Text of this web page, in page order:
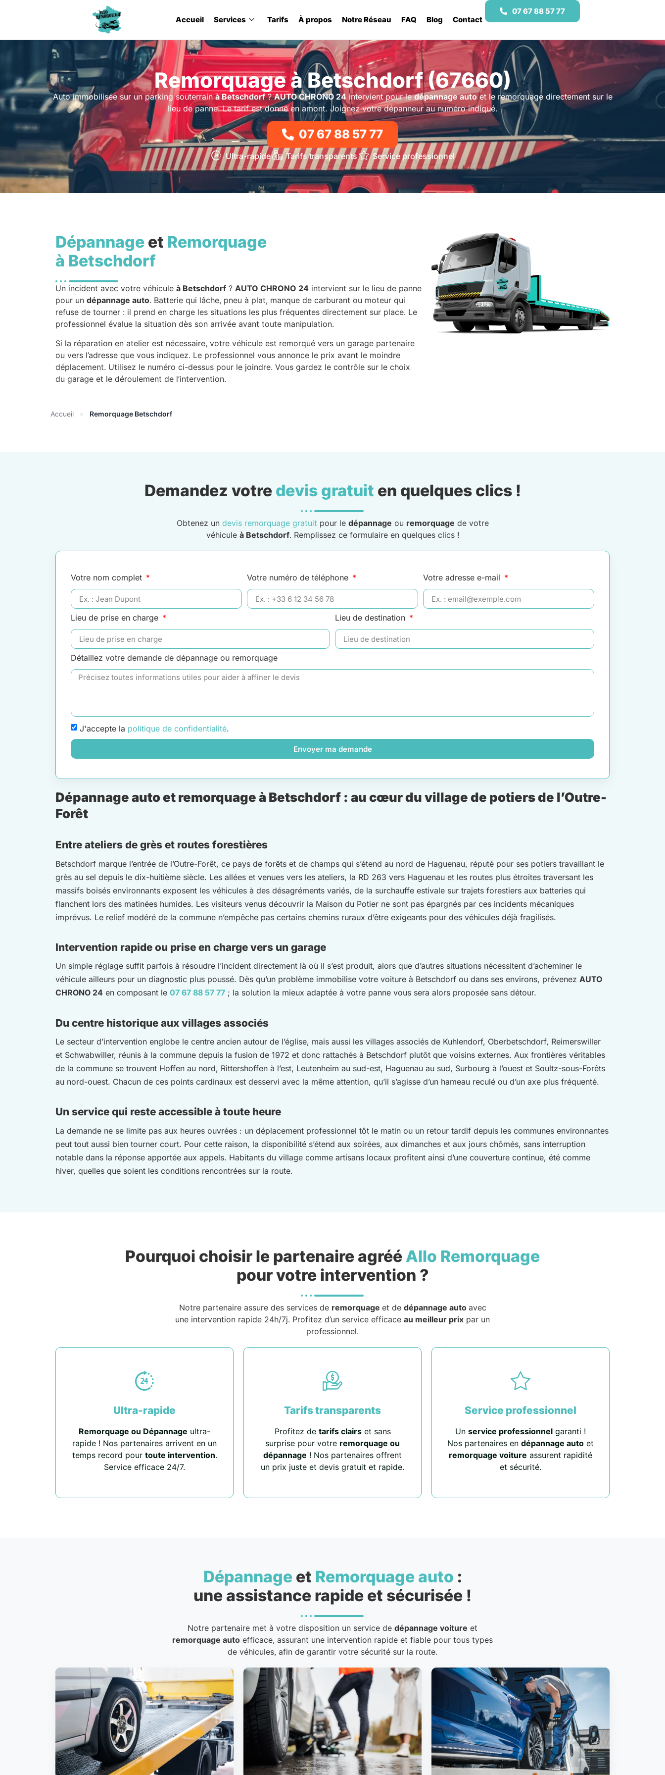
Accueil Services Tarifs À propos Notre Réseau FAQ Blog Contact
07 67 88 57 77
Remorquage à Betschdorf (67660)
Auto immobilisée sur un parking souterrainà Betschdorf?AUTO CHRONO 24 intervient pour ledépannage autoet le remorquage directement sur le
lieu de panne. Le tarif est donné en amont. Joignez votre dépanneur au numéro indiqué.
07 67 88 57 77
Ultra-rapide Tarifs transparents Service professionnel
Dépannage et Remorquage
à Betschdorf
Un incident avec votre véhicule à Betschdorf ? AUTO CHRONO 24 intervient sur le lieu de panne
pour un dépannage auto. Batterie qui lâche, pneu à plat, manque de carburant ou moteur qui
refuse de tourner : il prend en charge les situations les plus fréquentes directement sur place. Le
professionnel évalue la situation dès son arrivée avant toute manipulation.
Si la réparation en atelier est nécessaire, votre véhicule est remorqué vers un garage partenaire
ou vers l’adresse que vous indiquez. Le professionnel vous annonce le prix avant le moindre
déplacement. Utilisez le numéro ci-dessus pour le joindre. Vous gardez le contrôle sur le choix
du garage et le déroulement de l’intervention.
Accueil » Remorquage Betschdorf
Demandez votre devis gratuit en quelques clics !
Obtenez un devis remorquage gratuit pour le dépannage ou remorquage de votre
véhicule à Betschdorf. Remplissez ce formulaire en quelques clics !
Votre nom complet Votre numéro de téléphone Votre adresse e-mail
Lieu de prise en charge Lieu de destination
Détaillez votre demande de dépannage ou remorquage
J'accepte la politique de confidentialité.
Envoyer ma demande
Dépannage auto et remorquage à Betschdorf : au cœur du village de potiers de l’Outre-
Forêt
Entre ateliers de grès et routes forestières
Betschdorf marque l’entrée de l’Outre-Forêt, ce pays de forêts et de champs qui s’étend au nord de Haguenau, réputé pour ses potiers travaillant le
grès au sel depuis le dix-huitième siècle. Les allées et venues vers les ateliers, la RD 263 vers Haguenau et les routes plus étroites traversant les
massifs boisés environnants exposent les véhicules à des désagréments variés, de la surchauffe estivale sur trajets forestiers aux batteries qui
flanchent lors des matinées humides. Les visiteurs venus découvrir la Maison du Potier ne sont pas épargnés par ces incidents mécaniques
imprévus. Le relief modéré de la commune n’empêche pas certains chemins ruraux d’être exigeants pour des véhicules déjà fragilisés.
Intervention rapide ou prise en charge vers un garage
Un simple réglage suffit parfois à résoudre l’incident directement là où il s’est produit, alors que d’autres situations nécessitent d’acheminer le
véhicule ailleurs pour un diagnostic plus poussé. Dès qu’un problème immobilise votre voiture à Betschdorf ou dans ses environs, prévenez AUTO
CHRONO 24 en composant le 07 67 88 57 77 ; la solution la mieux adaptée à votre panne vous sera alors proposée sans détour.
Du centre historique aux villages associés
Le secteur d’intervention englobe le centre ancien autour de l’église, mais aussi les villages associés de Kuhlendorf, Oberbetschdorf, Reimerswiller
et Schwabwiller, réunis à la commune depuis la fusion de 1972 et donc rattachés à Betschdorf plutôt que voisins externes. Aux frontières véritables
de la commune se trouvent Hoffen au nord, Rittershoffen à l’est, Leutenheim au sud-est, Haguenau au sud, Surbourg à l’ouest et Soultz-sous-Forêts
au nord-ouest. Chacun de ces points cardinaux est desservi avec la même attention, qu’il s’agisse d’un hameau reculé ou d’un axe plus fréquenté.
Un service qui reste accessible à toute heure
La demande ne se limite pas aux heures ouvrées : un déplacement professionnel tôt le matin ou un retour tardif depuis les communes environnantes
peut tout aussi bien tourner court. Pour cette raison, la disponibilité s’étend aux soirées, aux dimanches et aux jours chômés, sans interruption
notable dans la réponse apportée aux appels. Habitants du village comme artisans locaux profitent ainsi d’une couverture continue, été comme
hiver, quelles que soient les conditions rencontrées sur la route.
Pourquoi choisir le partenaire agréé Allo Remorquage
pour votre intervention ?
Notre partenaire assure des services de remorquage et de dépannage auto avec
une intervention rapide 24h/7j. Profitez d’un service efficace au meilleur prix par un
professionnel.
Ultra-rapide
Remorquage ou Dépannage ultra-
rapide ! Nos partenaires arrivent en un
temps record pour toute intervention.
Service efficace 24/7.
Tarifs transparents
Profitez de tarifs clairset sans
surprise pour votre remorquage ou
dépannage ! Nos partenaires offrent
un prix juste et devis gratuit et rapide.
Service professionnel
Un service professionnel garanti !
Nos partenaires en dépannage auto et
remorquage voiture assurent rapidité
et sécurité.
Dépannageet Remorquage auto :
une assistance rapide et sécurisée !
Notre partenaire met à votre disposition un service de dépannage voiture et
remorquage auto efficace, assurant une intervention rapide et fiable pour tous types
de véhicules, afin de garantir votre sécurité sur la route.